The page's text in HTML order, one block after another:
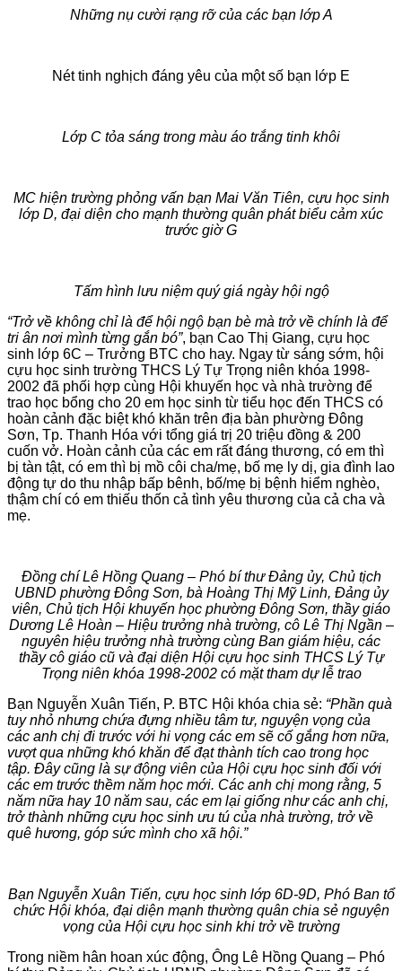
Những nụ cười rạng rỡ của các bạn lớp A
Nét tinh nghịch đáng yêu của một số bạn lớp E
Lớp C tỏa sáng trong màu áo trắng tinh khôi
MC hiện trường phỏng vấn bạn Mai Văn Tiên, cựu học sinh
lớp D, đại diện cho mạnh thường quân phát biểu cảm xúc
trước giờ G
Tấm hình lưu niệm quý giá ngày hội ngộ
“Trở về không chỉ là để hội ngộ bạn bè mà trở về chính là để
tri ân nơi mình từng gắn bó”, bạn Cao Thị Giang, cựu học
sinh lớp 6C – Trưởng BTC cho hay. Ngay từ sáng sớm, hội
cựu học sinh trường THCS Lý Tự Trọng niên khóa 1998-
2002 đã phối hợp cùng Hội khuyến học và nhà trường để
trao học bổng cho 20 em học sinh từ tiểu học đến THCS có
hoàn cảnh đặc biệt khó khăn trên địa bàn phường Đông
Sơn, Tp. Thanh Hóa với tổng giá trị 20 triệu đồng & 200
cuốn vở. Hoàn cảnh của các em rất đáng thương, có em thì
bị tàn tật, có em thì bị mồ côi cha/mẹ, bố mẹ ly dị, gia đình lao
động tự do thu nhập bấp bênh, bố/mẹ bị bệnh hiểm nghèo,
thậm chí có em thiếu thốn cả tình yêu thương của cả cha và
mẹ.
Đồng chí Lê Hồng Quang – Phó bí thư Đảng ủy, Chủ tịch
UBND phường Đông Sơn, bà Hoàng Thị Mỹ Linh, Đảng ủy
viên, Chủ tịch Hội khuyến học phường Đông Sơn, thầy giáo
Dương Lê Hoàn – Hiệu trưởng nhà trường, cô Lê Thị Ngần –
nguyên hiệu trưởng nhà trường cùng Ban giám hiệu, các
thầy cô giáo cũ và đại diện Hội cựu học sinh THCS Lý Tự
Trọng niên khóa 1998-2002 có mặt tham dự lễ trao
Bạn Nguyễn Xuân Tiến, P. BTC Hội khóa chia sẻ: “Phần quà
tuy nhỏ nhưng chứa đựng nhiều tâm tư, nguyện vọng của
các anh chị đi trước với hi vọng các em sẽ cố gắng hơn nữa,
vượt qua những khó khăn để đạt thành tích cao trong học
tập. Đây cũng là sự động viên của Hội cựu học sinh đối với
các em trước thềm năm học mới. Các anh chị mong rằng, 5
năm nữa hay 10 năm sau, các em lại giống như các anh chị,
trở thành những cựu học sinh ưu tú của nhà trường, trở về
quê hương, góp sức mình cho xã hội.”
Bạn Nguyễn Xuân Tiến, cựu học sinh lớp 6D-9D, Phó Ban tổ
chức Hội khóa, đại diện mạnh thường quân chia sẻ nguyện
vọng của Hội cựu học sinh khi trở về trường
Trong niềm hân hoan xúc động, Ông Lê Hồng Quang – Phó